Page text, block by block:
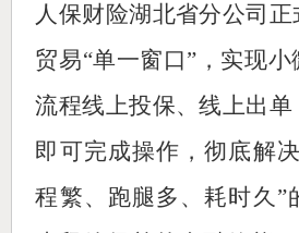
人保财险湖北省分公司
贸易“单一窗口”，实现
流程线上投保、线上出
即可完成操作，彻底解
程繁、跑腿多、耗时久”